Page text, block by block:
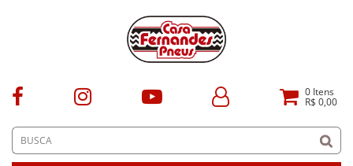
0 Itens
R$ 0,00